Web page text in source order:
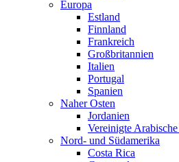
Europa
Estland
Finnland
Frankreich
Großbritannien
Italien
Portugal
Spanien
Naher Osten
Jordanien
Vereinigte
Nord- und Südamerika
Costa Rica